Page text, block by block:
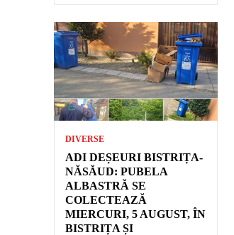
DIVERSE
ADI DEȘEURI BISTRIȚA-
NĂSĂUD: PUBELA
ALBASTRĂ SE
COLECTEAZĂ
MIERCURI, 5 AUGUST, ÎN
BISTRIȚA ȘI